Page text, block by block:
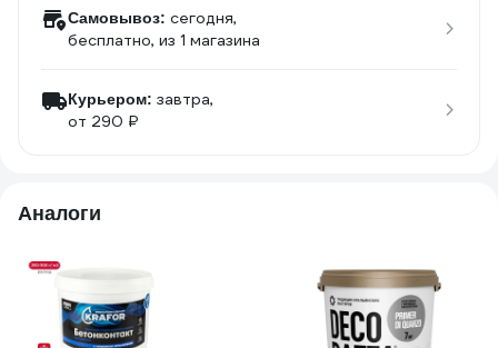
Самовывоз: сегодня,
бесплатно, из 1 магазина
Курьером: завтра,
от 290 ₽
Аналоги